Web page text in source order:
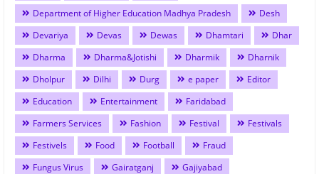
Department of Higher Education Madhya Pradesh
Desh
Devariya
Devas Dewas Dhamtari
Dhar
Dharma
Dharma&Jotishi Dharmik
Dharnik
Dholpur
Dilhi Durg e paper
Editor
Education
Entertainment
Faridabad
Farmers Services
Fashion Festival
Festivals
Festivels
Food Football
Fraud
Fungus Virus
Gairatganj
Gajiyabad